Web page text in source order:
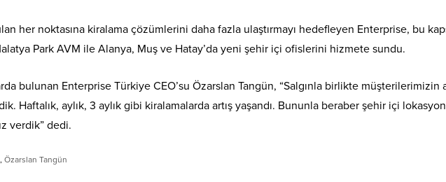
her noktasına kiralama çözümlerini daha fazla ulaştırmayı hedefleyen Enterprise, bu
Park AVM ile Alanya, Muş ve Hatay’da yeni şehir içi ofislerini hizmete sundu.
bulunan Enterprise Türkiye CEO’su Özarslan Tangün, “Salgınla birlikte müşterilerimizin
Haftalık, aylık, 3 aylık gibi kiralamalarda artış yaşandı. Bununla beraber şehir içi
verdik” dedi.
, Özarslan Tangün